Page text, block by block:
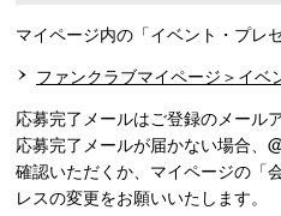
マイページ内の「イベント・プレ
ファンクラブマイページ＞イベ
応募完了メールはご登録のメール
応募完了メールが届かない場合、
確認いただくか、マイページの「
レスの変更をお願いいたします。